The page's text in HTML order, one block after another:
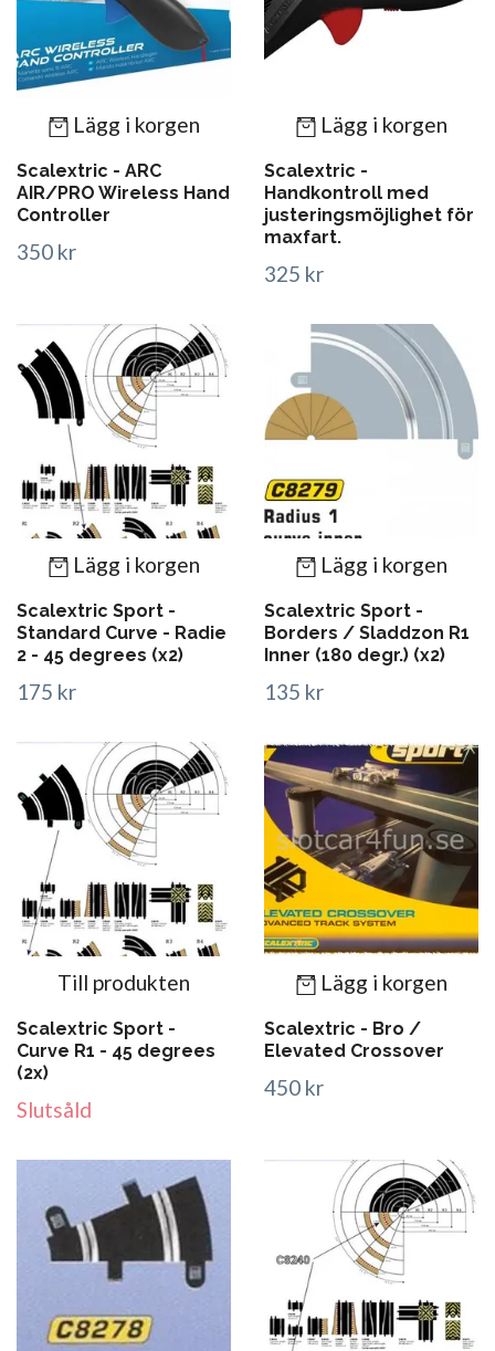
Lägg i korgen
Scalextric - ARC
AIR/PRO Wireless Hand
Controller
350 kr
Lägg i korgen
Scalextric -
Handkontroll med
justeringsmöjlighet för
maxfart.
325 kr
Lägg i korgen
Scalextric Sport -
Standard Curve - Radie
2 - 45 degrees (x2)
175 kr
Lägg i korgen
Scalextric Sport -
Borders / Sladdzon R1
Inner (180 degr.) (x2)
135 kr
Till produkten
Scalextric Sport -
Curve R1 - 45 degrees
(2x)
Slutsåld
Lägg i korgen
Scalextric - Bro /
Elevated Crossover
450 kr